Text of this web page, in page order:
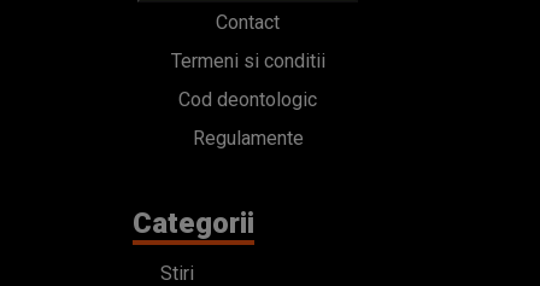
Contact
Termeni si conditii
Cod deontologic
Regulamente
Categorii
Stiri